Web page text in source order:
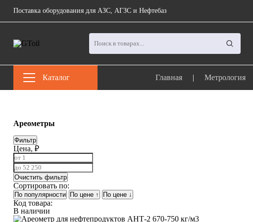
Поставка оборудования для АЗС, АГЗС и Нефтебаз
Каталог Главная | Метрология
Ареометры
Фильтр
Цена, ₽
Очистить фильтр
Сортировать по:
По популярности По цене ↑ По цене ↓
Код товара:
В наличии